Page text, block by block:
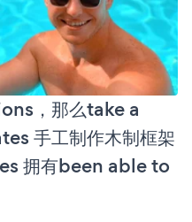
，那么take a
手工制作木制框架
拥有been able to